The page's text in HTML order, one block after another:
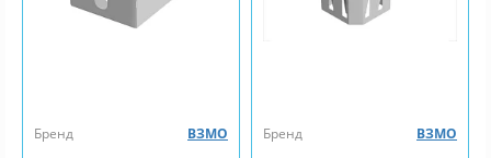
Бренд ВЗМО Бренд ВЗМО